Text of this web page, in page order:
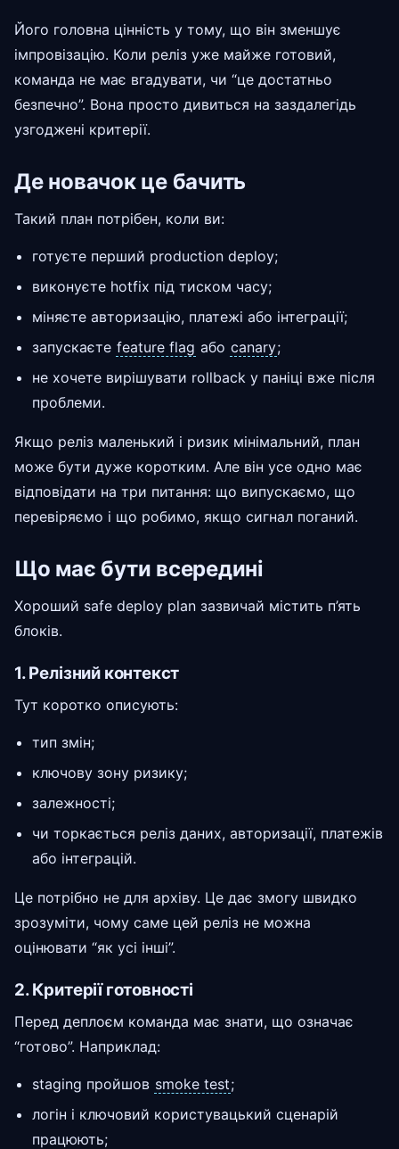
Його головна цінність у тому, що він зменшує
імпровізацію. Коли реліз уже майже готовий,
команда не має вгадувати, чи “це достатньо
безпечно”. Вона просто дивиться на заздалегідь
узгоджені критерії.
Де новачок це бачить
Такий план потрібен, коли ви:
готуєте перший production deploy;
виконуєте hotfix під тиском часу;
міняєте авторизацію, платежі або інтеграції;
запускаєте feature flag або canary;
не хочете вирішувати rollback у паніці вже після
проблеми.
Якщо реліз маленький і ризик мінімальний, план
може бути дуже коротким. Але він усе одно має
відповідати на три питання: що випускаємо, що
перевіряємо і що робимо, якщо сигнал поганий.
Що має бути всередині
Хороший safe deploy plan зазвичай містить п’ять
блоків.
1. Релізний контекст
Тут коротко описують:
тип змін;
ключову зону ризику;
залежності;
чи торкається реліз даних, авторизації, платежів
або інтеграцій.
Це потрібно не для архіву. Це дає змогу швидко
зрозуміти, чому саме цей реліз не можна
оцінювати “як усі інші”.
2. Критерії готовності
Перед деплоєм команда має знати, що означає
“готово”. Наприклад:
staging пройшов smoke test;
логін і ключовий користувацький сценарій
працюють;